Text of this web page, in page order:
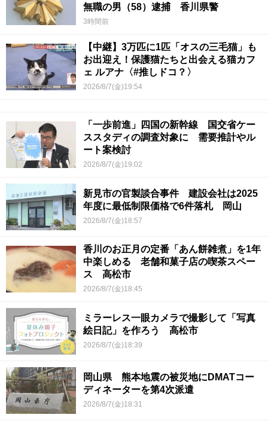
無職の男（58）逮捕 香川県警
3時間前
【中継】3万匹に1匹「オスの三毛猫」も
お出迎え！保護猫たちと出会える猫カフ
ェ ルアナ〈#推しドコ？〉
2026/8/7(金)19:54
「一歩前進」四国の新幹線 国交省ケー
ススタディの調査対象に 需要推計やル
ート案検討
2026/8/7(金)19:02
新見市の官製談合事件 建設会社は2025
年度に最低制限価格で6件落札 岡山
2026/8/7(金)18:57
香川のお正月の定番「あん餅雑煮」を1年
中楽しめる 老舗和菓子店の喫茶スペー
ス 高松市
2026/8/7(金)18:45
ミラーレス一眼カメラで撮影して「写真
絵日記」を作ろう 高松市
2026/8/7(金)18:39
岡山県 熊本地震の被災地にDMATコー
ディネーターを第4次派遣
2026/8/7(金)18:31